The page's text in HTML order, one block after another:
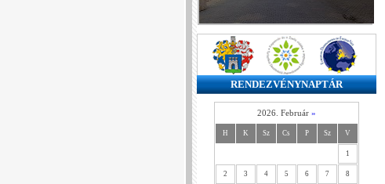
RENDEZVÉNYNAPTÁR
2026. Február »
H K Sz Cs P Sz V
1
2 3 4 5 6 7 8